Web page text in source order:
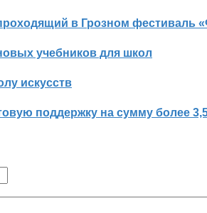
в Грозном фестиваль
учебников для школ
искусств
поддержку на сумму более